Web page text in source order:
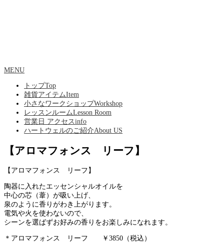
MENU
トップTop
雑貨アイテムItem
小さなワークショップWorkshop
レッスンルームLesson Room
営業日 アクセスinfo
ハートウェルのご紹介About US
【アロマフォンス リーフ】
【アロマフォンス リーフ】
陶器に入れたエッセンシャルオイルを
中心の芯（葦）が吸い上げ、
泉のように香りがわき上がります。
電気や火を使わないので、
シーンを選ばずお好みの香りをお楽しみになれます。
＊アロマフォンス リーフ ￥3850（税込）